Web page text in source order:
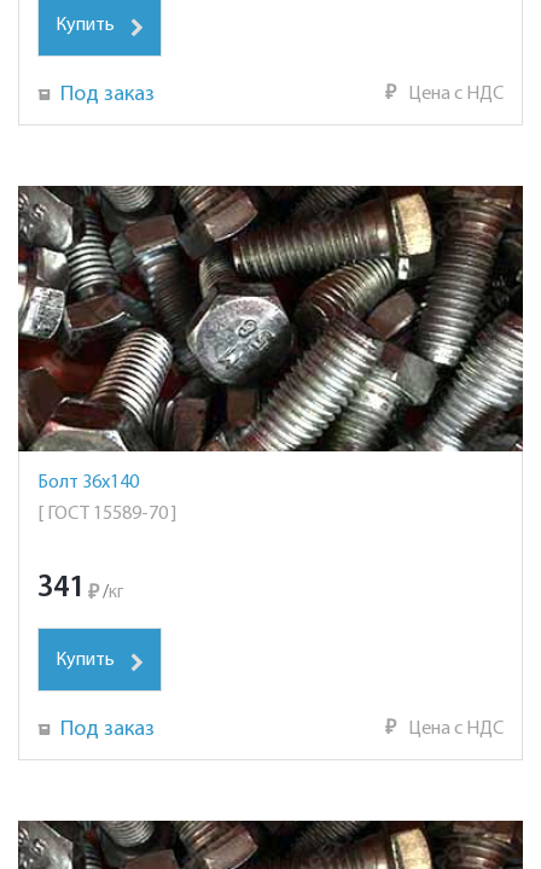
Купить
Под заказ ₽ Цена с НДС
Болт 36х140
[ ГОСТ 15589-70 ]
341 ₽ /кг
Купить
Под заказ ₽ Цена с НДС